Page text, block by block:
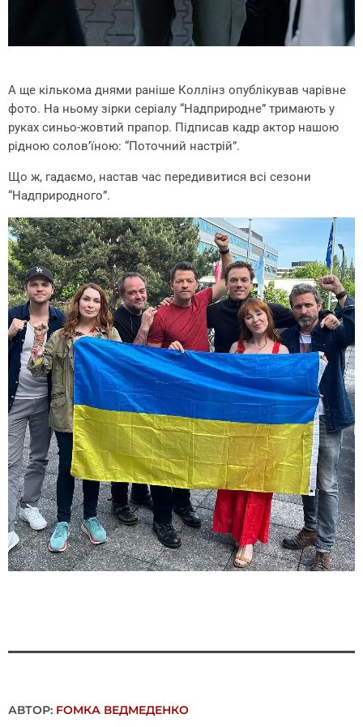
А ще кількома днями раніше Коллінз опублікував чарівне
фото. На ньому зірки серіалу “Надприродне” тримають у
руках синьо-жовтий прапор. Підписав кадр актор нашою
рідною солов’їною: “Поточний настрій”.
Що ж, гадаємо, настав час передивитися всі сезони
“Надприродного”.
АВТОР: FОMКА ВЕДМЕДЕНКО